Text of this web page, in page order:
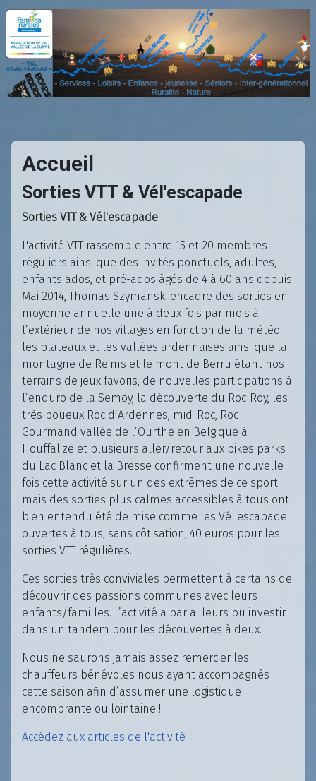
Accueil
Sorties VTT & Vél'escapade
Sorties VTT & Vél'escapade
L'activité VTT rassemble entre 15 et 20 membres
réguliers ainsi que des invités ponctuels, adultes,
enfants ados, et pré-ados âgés de 4 à 60 ans depuis
Mai 2014, Thomas Szymanski encadre des sorties en
moyenne annuelle une à deux fois par mois à
l’extérieur de nos villages en fonction de la météo:
les plateaux et les vallées ardennaises ainsi que la
montagne de Reims et le mont de Berru étant nos
terrains de jeux favoris, de nouvelles participations à
l’enduro de la Semoy, la découverte du Roc-Roy, les
très boueux Roc d’Ardennes, mid-Roc, Roc
Gourmand vallée de l’Ourthe en Belgique à
Houffalize et plusieurs aller/retour aux bikes parks
du Lac Blanc et la Bresse confirment une nouvelle
fois cette activité sur un des extrêmes de ce sport
mais des sorties plus calmes accessibles à tous ont
bien entendu été de mise comme les Vél'escapade
ouvertes à tous, sans côtisation, 40 euros pour les
sorties VTT régulières.
Ces sorties très conviviales permettent à certains de
découvrir des passions communes avec leurs
enfants/familles. L’activité a par ailleurs pu investir
dans un tandem pour les découvertes à deux.
Nous ne saurons jamais assez remercier les
chauffeurs bénévoles nous ayant accompagnés
cette saison afin d’assumer une logistique
encombrante ou lointaine !
Accédez aux articles de l'activité